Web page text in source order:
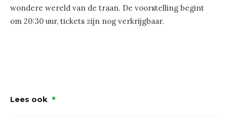
wondere wereld van de traan. De voorstelling begint
om 20:30 uur, tickets zijn nog verkrijgbaar.
Lees ook